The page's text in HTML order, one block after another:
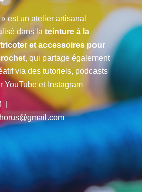
est un atelier artisanal
dans la teinture à la
et accessoires pour
, qui partage également
via des tutoriels, podcasts
YouTube et Instagram